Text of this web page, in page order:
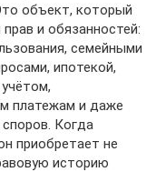
объект, который
и обязанностей:
семейными
ипотекой,
платежам и даже
Когда
приобретает не
историю